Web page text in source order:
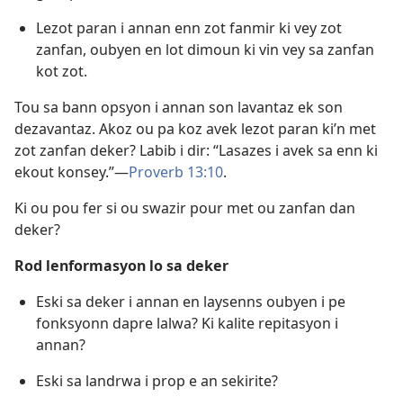
Lezot paran i annan enn zot fanmir ki vey zot
zanfan, oubyen en lot dimoun ki vin vey sa zanfan
kot zot.
Tou sa bann opsyon i annan son lavantaz ek son
dezavantaz. Akoz ou pa koz avek lezot paran ki’n met
zot zanfan deker? Labib i dir: “Lasazes i avek sa enn ki
ekout konsey.”​—Proverb 13:10.
Ki ou pou fer si ou swazir pour met ou zanfan dan
deker?
Rod lenformasyon lo sa deker
Eski sa deker i annan en laysenns oubyen i pe
fonksyonn dapre lalwa? Ki kalite repitasyon i
annan?
Eski sa landrwa i prop e an sekirite?